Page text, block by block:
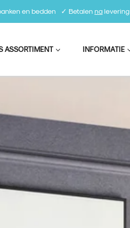
en bedden⠀✓ Betalen nalevering
ASSORTIMENT INFORMATIE